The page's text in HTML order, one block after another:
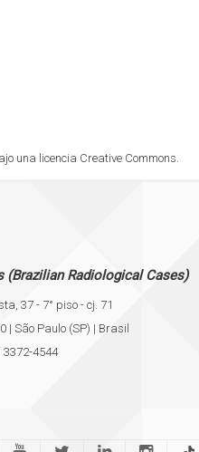
una licencia Creative Commons.
(Brazilian Radiological Cases)
37 - 7° piso - cj. 71
| São Paulo (SP) | Brasil
3372-4544